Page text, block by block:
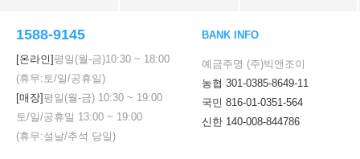
1588-9145
[온라인] 평일(월-금)10:30 ~ 18:00
(휴무:토/일/공휴일)
[매장] 평일(월-금) 10:30 ~ 19:00
토/일/공휴일 13:00 ~ 19:00
(휴무:설날/추석 당일)
BANK INFO
예금주명 (주)빅앤조이
농협 301-0385-8649-11
국민 816-01-0351-564
신한 140-008-844786